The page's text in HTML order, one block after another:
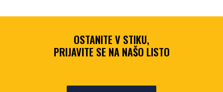
OSTANITE V STIKU,
PRIJAVITE SE NA NAŠO LISTO